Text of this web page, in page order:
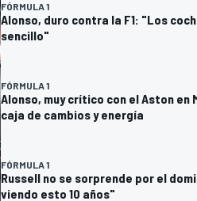
FÓRMULA 1
Alonso, duro contra la F1: "Los
sencillo"
FÓRMULA 1
Alonso, muy crítico con el Aston
caja de cambios y energía
FÓRMULA 1
Russell no se sorprende por el
viendo esto 10 años"